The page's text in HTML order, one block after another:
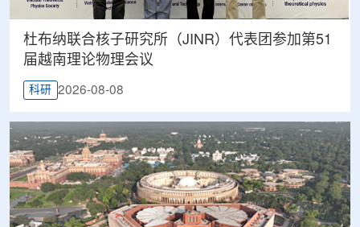
杜布纳联合核子研究所（JINR）代表团参加第51
届越南理论物理会议
科研 2026-08-08